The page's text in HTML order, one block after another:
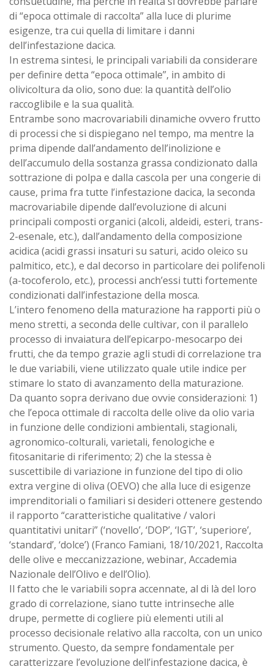
di “epoca ottimale di raccolta” alla luce di plurime
esigenze, tra cui quella di limitare i danni
dell’infestazione dacica.
In estrema sintesi, le principali variabili da considerare
per definire detta “epoca ottimale”, in ambito di
olivicoltura da olio, sono due: la quantità dell’olio
raccoglibile e la sua qualità.
Entrambe sono macrovariabili dinamiche ovvero frutto
di processi che si dispiegano nel tempo, ma mentre la
prima dipende dall’andamento dell’inolizione e
dell’accumulo della sostanza grassa condizionato dalla
sottrazione di polpa e dalla cascola per una congerie di
cause, prima fra tutte l’infestazione dacica, la seconda
macrovariabile dipende dall’evoluzione di alcuni
principali composti organici (alcoli, aldeidi, esteri, trans-
2-esenale, etc.), dall’andamento della composizione
acidica (acidi grassi insaturi su saturi, acido oleico su
palmitico, etc.), e dal decorso in particolare dei polifenoli
(a-tocoferolo, etc.), processi anch’essi tutti fortemente
condizionati dall’infestazione della mosca.
L’intero fenomeno della maturazione ha rapporti più o
meno stretti, a seconda delle cultivar, con il parallelo
processo di invaiatura dell’epicarpo-mesocarpo dei
frutti, che da tempo grazie agli studi di correlazione tra
le due variabili, viene utilizzato quale utile indice per
stimare lo stato di avanzamento della maturazione.
Da quanto sopra derivano due ovvie considerazioni: 1)
che l’epoca ottimale di raccolta delle olive da olio varia
in funzione delle condizioni ambientali, stagionali,
agronomico-colturali, varietali, fenologiche e
fitosanitarie di riferimento; 2) che la stessa è
suscettibile di variazione in funzione del tipo di olio
extra vergine di oliva (OEVO) che alla luce di esigenze
imprenditoriali o familiari si desideri ottenere gestendo
il rapporto “caratteristiche qualitative / valori
quantitativi unitari” (‘novello’, ‘DOP’, ‘IGT’, ‘superiore’,
‘standard’, ‘dolce’) (Franco Famiani, 18/10/2021, Raccolta
delle olive e meccanizzazione, webinar, Accademia
Nazionale dell’Olivo e dell’Olio).
Il fatto che le variabili sopra accennate, al di là del loro
grado di correlazione, siano tutte intrinseche alle
drupe, permette di cogliere più elementi utili al
processo decisionale relativo alla raccolta, con un unico
strumento. Questo, da sempre fondamentale per
caratterizzare l’evoluzione dell’infestazione dacica, è